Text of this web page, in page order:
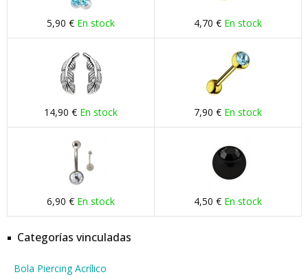
5,90 € En stock 4,70 € En stock
14,90 € En stock 7,90 € En stock
6,90 € En stock 4,50 € En stock
Categorías vinculadas
Bola Piercing Acrílico